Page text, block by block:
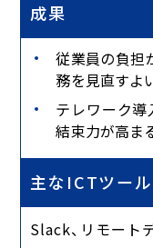
成果
従業員の負担
務を見直すよ
テレワーク
結束力が高ま
主なICTツール
Slack、リモート